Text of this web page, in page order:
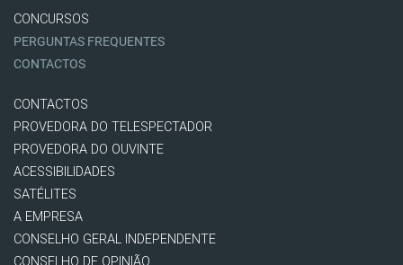
CONCURSOS
PERGUNTAS FREQUENTES
CONTACTOS
CONTACTOS
PROVEDORA DO TELESPECTADOR
PROVEDORA DO OUVINTE
ACESSIBILIDADES
SATÉLITES
A EMPRESA
CONSELHO GERAL INDEPENDENTE